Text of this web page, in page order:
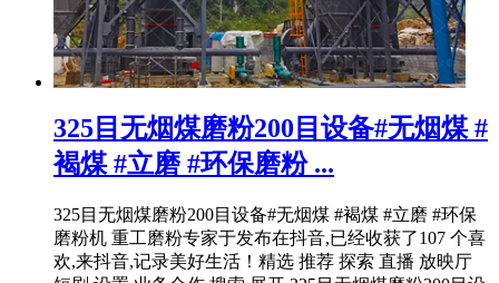
325目无烟煤磨粉200目设备#无烟煤 #
褐煤 #立磨 #环保磨粉 ...
325目无烟煤磨粉200目设备#无烟煤 #褐煤 #立磨 #环保
磨粉机 重工磨粉专家于发布在抖音,已经收获了107 个喜
欢,来抖音,记录美好生活！精选 推荐 探索 直播 放映厅